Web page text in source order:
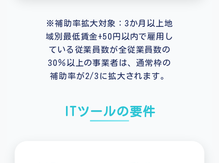
※補助率拡大対象：3か月以上地
域別最低賃金+50円以内で雇用し
ている従業員数が全従業員数の
30％以上の事業者は、通常枠の
補助率が2/3に拡大されます。
ITツールの要件